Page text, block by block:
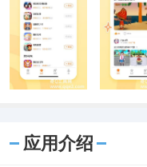
应用介绍